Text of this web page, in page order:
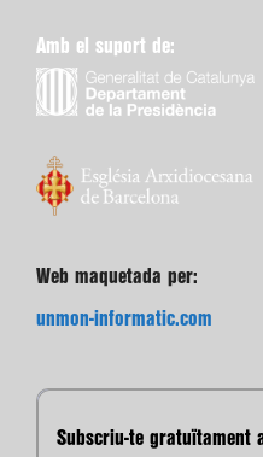
Amb el suport de:
Web maquetada per:
unmon-informatic.com
Subscriu-te gratuïtament